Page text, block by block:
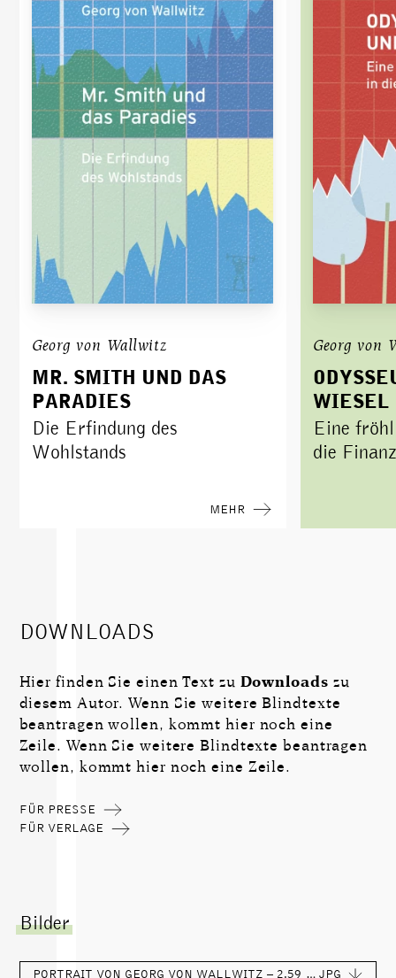
Georg von Wallwitz
MR. SMITH UND DAS
PARADIES
Die Erfindung des
Wohlstands
MEHR
Georg von
WIESEL
Eine
die
DOWNLOADS
Hier finden Sie einen Text zu Downloads zu
diesem Autor. Wenn Sie weitere Blindtexte
beantragen wollen, kommt hier noch eine
Zeile. Wenn Sie weitere Blindtexte beantragen
wollen, kommt hier noch eine Zeile.
FÜR PRESSE
FÜR VERLAGE
Bilder
PORTRAIT VON GEORG VON WALLWITZ – 2.59 MB JPG